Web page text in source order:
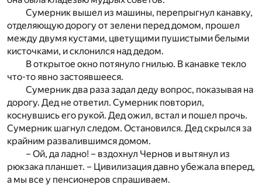
Сумерник вышел из машины, перепрыгнул канавку,
отделяющую дорогу от зелени перед домом, прошел
между двумя кустами, цветущими пушистыми белыми
кисточками, и склонился над дедом.
В открытое окно потянуло гнилью. В канавке текло
что-то явно застоявшееся.
Сумерник два раза задал деду вопрос, показывая на
дорогу. Дед не ответил. Сумерник повторил,
коснувшись его рукой. Дед ожил, встал и пошел прочь.
Сумерник шагнул следом. Остановился. Дед скрылся за
крайним развалившимся домом.
– Ой, да ладно! – вздохнул Чернов и вытянул из
рюкзака планшет. – Цивилизация давно убежала вперед,
а мы все у пенсионеров спрашиваем.